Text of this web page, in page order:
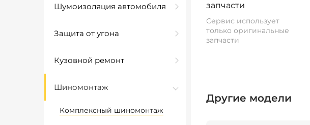
Шумоизоляция автомобиля
Защита от угона
Кузовной ремонт
Шиномонтаж
Комплексный шиномонтаж
запчасти
Сервис использует
только оригинальные
запчасти
Другие модели